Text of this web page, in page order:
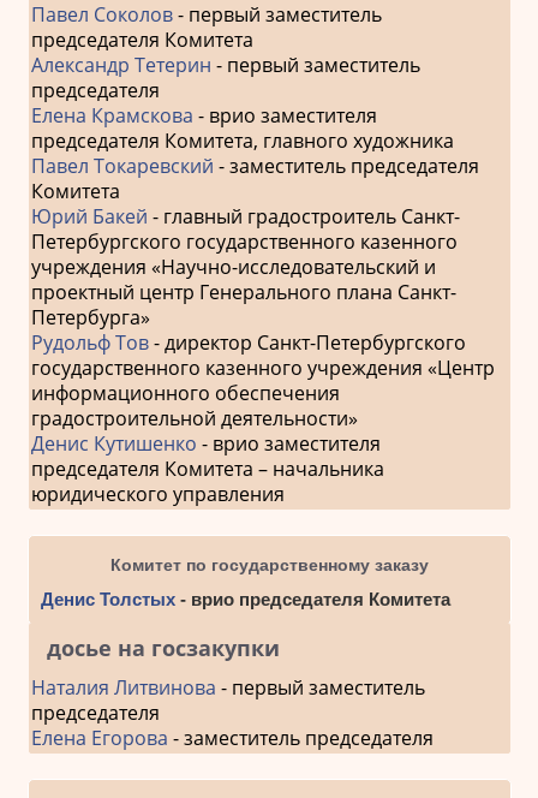
Павел Соколов- первый заместитель
председателя Комитета
Александр Тетерин - первый заместитель
председателя
Елена Крамскова - врио заместителя
председателя Комитета, главного художника
Павел Токаревский - заместитель председателя
Комитета
Юрий Бакей - главный градостроитель Санкт-
Петербургского государственного казенного
учреждения «Научно-исследовательский и
проектный центр Генерального плана Санкт-
Петербурга»
Рудольф Тов- директор Санкт-Петербургского
государственного казенного учреждения «Центр
информационного обеспечения
градостроительной деятельности»
Денис Кутишенко - врио заместителя
председателя Комитета – начальника
юридического управления
Комитет по государственному заказу
Денис Толстых- врио председателя Комитета
досье на госзакупки
Наталия Литвинова - первый заместитель
председателя
Елена Егорова - заместитель председателя